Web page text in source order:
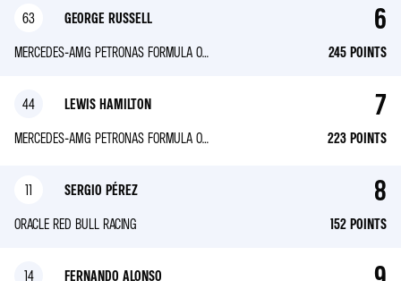
6
63
MERCEDES-AMG PETRONAS FORMULA ONE TEAM
GEORGE RUSSELL
245 POINTS
7
44
MERCEDES-AMG PETRONAS FORMULA ONE TEAM
LEWIS HAMILTON
223 POINTS
8
11
ORACLE RED BULL RACING
SERGIO PÉREZ
152 POINTS
14
FERNANDO ALONSO